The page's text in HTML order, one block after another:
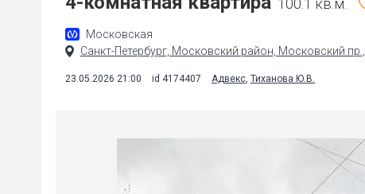
100.1 кв.м.
Московская
Санкт-Петербург, Московский район, Московский
23.05.2026 21:00 id 4174407 Адвекс, Тиханова Ю.В.